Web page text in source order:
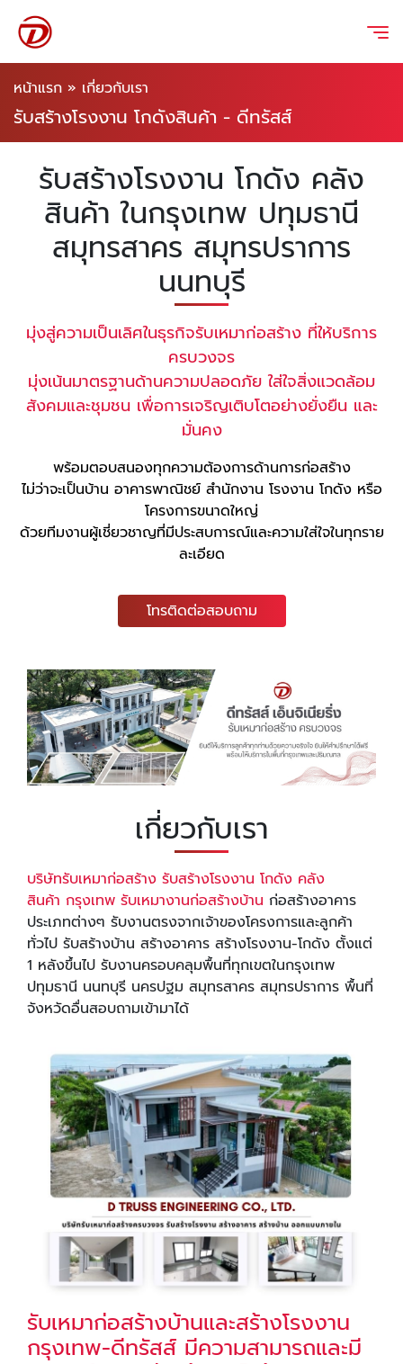
หน้าแรก » เกี่ยวกับเรา
รับสร้างโรงงาน โกดังสินค้า - ดีทรัสส์
รับสร้างโรงงาน โกดัง คลัง
สินค้า ในกรุงเทพ ปทุมธานี
สมุทรสาคร สมุทรปราการ
นนทบุรี
มุ่งสู่ความเป็นเลิศในธุรกิจรับเหมาก่อสร้าง ที่ให้บริการ
ครบวงจร
มุ่งเน้นมาตรฐานด้านความปลอดภัย ใส่ใจสิ่งแวดล้อม
สังคมและชุมชน เพื่อการเจริญเติบโตอย่างยั่งยืน และ
มั่นคง
พร้อมตอบสนองทุกความต้องการด้านการก่อสร้าง
ไม่ว่าจะเป็นบ้าน อาคารพาณิชย์ สำนักงาน โรงงาน โกดัง หรือ
โครงการขนาดใหญ่
ด้วยทีมงานผู้เชี่ยวชาญที่มีประสบการณ์และความใส่ใจในทุกราย
ละเอียด
โทรติดต่อสอบถาม
เกี่ยวกับเรา
บริษัทรับเหมาก่อสร้าง รับสร้างโรงงาน โกดัง คลัง
สินค้า กรุงเทพ รับเหมางานก่อสร้างบ้าน ก่อสร้างอาคาร
ประเภทต่างๆ รับงานตรงจากเจ้าของโครงการและลูกค้า
ทั่วไป รับสร้างบ้าน สร้างอาคาร สร้างโรงงาน-โกดัง ตั้งแต่
1 หลังขึ้นไป รับงานครอบคลุมพื้นที่ทุกเขตในกรุงเทพ
ปทุมธานี นนทบุรี นครปฐม สมุทรสาคร สมุทรปราการ พื้นที่
จังหวัดอื่นสอบถามเข้ามาได้
รับเหมาก่อสร้างบ้านและสร้างโรงงาน
กรุงเทพ-ดีทรัสส์ มีความสามารถและมี